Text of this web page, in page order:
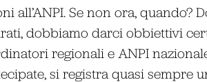
all’ANPI. Se non ora, quando?
dobbiamo darci obbiettivi
regionali e ANPI
si registra quasi sempre